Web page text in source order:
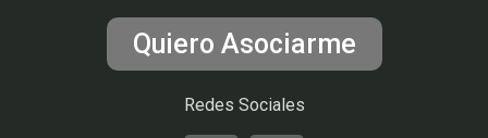
Quiero Asociarme
Redes Sociales